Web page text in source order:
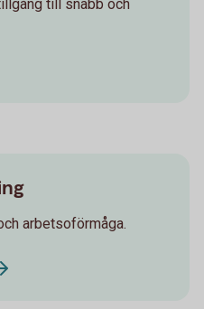
till snabb och
arbetsoförmåga.